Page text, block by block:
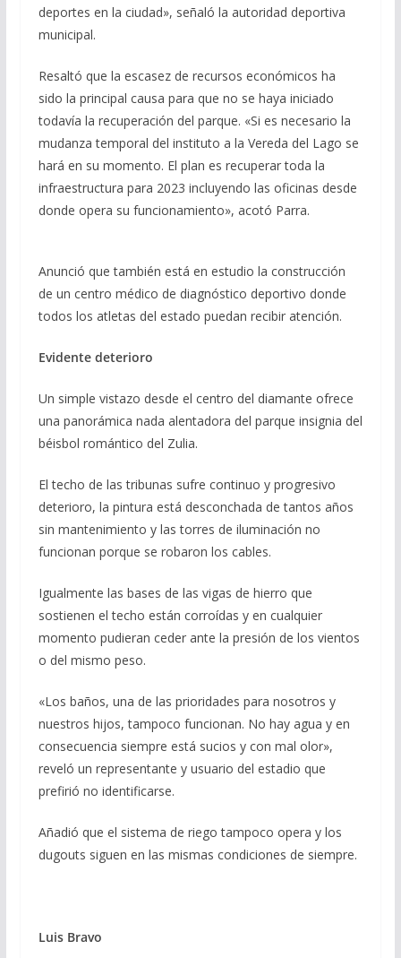
deportes en la ciudad», señaló la autoridad deportiva
municipal.
Resaltó que la escasez de recursos económicos ha
sido la principal causa para que no se haya iniciado
todavía la recuperación del parque. «Si es necesario la
mudanza temporal del instituto a la Vereda del Lago se
hará en su momento. El plan es recuperar toda la
infraestructura para 2023 incluyendo las oficinas desde
donde opera su funcionamiento», acotó Parra.
Anunció que también está en estudio la construcción
de un centro médico de diagnóstico deportivo donde
todos los atletas del estado puedan recibir atención.
Evidente deterioro
Un simple vistazo desde el centro del diamante ofrece
una panorámica nada alentadora del parque insignia del
béisbol romántico del Zulia.
El techo de las tribunas sufre continuo y progresivo
deterioro, la pintura está desconchada de tantos años
sin mantenimiento y las torres de iluminación no
funcionan porque se robaron los cables.
Igualmente las bases de las vigas de hierro que
sostienen el techo están corroídas y en cualquier
momento pudieran ceder ante la presión de los vientos
o del mismo peso.
«Los baños, una de las prioridades para nosotros y
nuestros hijos, tampoco funcionan. No hay agua y en
consecuencia siempre está sucios y con mal olor»,
reveló un representante y usuario del estadio que
prefirió no identificarse.
Añadió que el sistema de riego tampoco opera y los
dugouts siguen en las mismas condiciones de siempre.
Luis Bravo